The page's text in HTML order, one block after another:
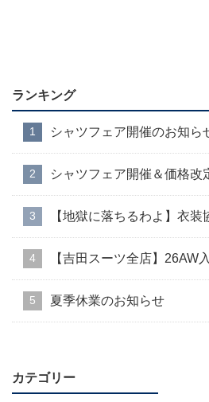
ランキング
シャツフェア開催のお知ら
シャツフェア開催＆価格改
【地獄に落ちるわよ】衣
【吉田スーツ全店】26AW
夏季休業のお知らせ
カテゴリー